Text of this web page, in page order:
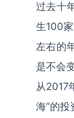
过去十
生100
左右的
是不会
从2017
海”的投